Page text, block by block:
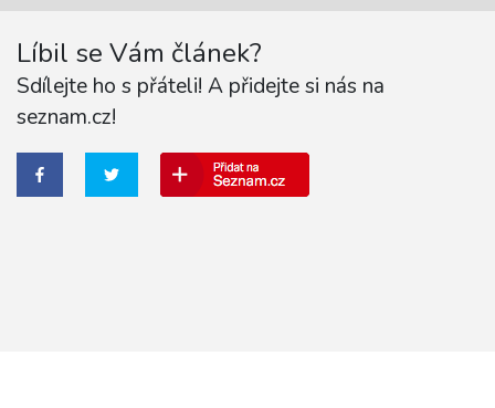
Líbil se Vám článek?
Sdílejte ho s přáteli! A přidejte si nás na
seznam.cz!